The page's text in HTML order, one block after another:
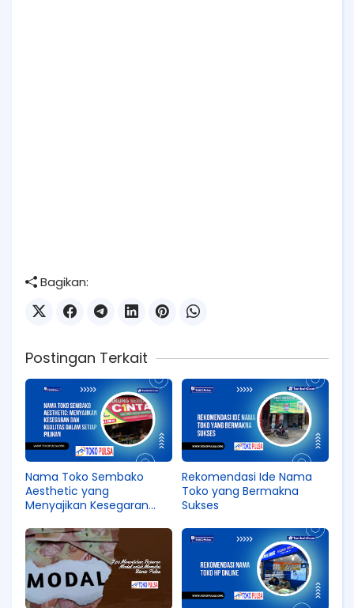
Bagikan:
Postingan Terkait
Nama Toko Sembako
Aesthetic yang
Menyajikan Kesegaran
Rekomendasi Ide Nama
Toko yang Bermakna
Sukses